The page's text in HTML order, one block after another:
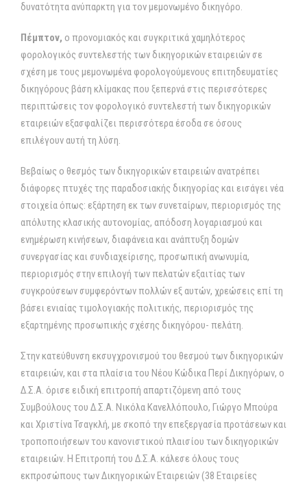
δυνατότητα ανύπαρκτη για τον μεμονωμένο δικηγόρο.
Πέμπτον, ο προνομιακός και συγκριτικά χαμηλότερος
φορολογικός συντελεστής των δικηγορικών εταιρειών σε
σχέση με τους μεμονωμένα φορολογούμενους επιτηδευματίες
δικηγόρους βάση κλίμακας που ξεπερνά στις περισσότερες
περιπτώσεις τον φορολογικό συντελεστή των δικηγορικών
εταιρειών εξασφαλίζει περισσότερα έσοδα σε όσους
επιλέγουν αυτή τη λύση.
Βεβαίως ο θεσμός των δικηγορικών εταιρειών ανατρέπει
διάφορες πτυχές της παραδοσιακής δικηγορίας και εισάγει νέα
στοιχεία όπως: εξάρτηση εκ των συνεταίρων, περιορισμός της
απόλυτης κλασικής αυτονομίας, απόδοση λογαριασμού και
ενημέρωση κινήσεων, διαφάνεια και ανάπτυξη δομών
συνεργασίας και συνδιαχείρισης, προσωπική ανωνυμία,
περιορισμός στην επιλογή των πελατών εξαιτίας των
συγκρούσεων συμφερόντων πολλών εξ αυτών, χρεώσεις επί τη
βάσει ενιαίας τιμολογιακής πολιτικής, περιορισμός της
εξαρτημένης προσωπικής σχέσης δικηγόρου- πελάτη.
Στην κατεύθυνση εκσυγχρονισμού του θεσμού των δικηγορικών
εταιρειών, και στα πλαίσια του Νέου Κώδικα Περί Δικηγόρων, ο
Δ.Σ.Α. όρισε ειδική επιτροπή απαρτιζόμενη από τους
Συμβούλους του Δ.Σ.Α. Νικόλα Κανελλόπουλο, Γιώργο Μπούρα
και Χριστίνα Τσαγκλή, με σκοπό την επεξεργασία προτάσεων και
τροποποιήσεων του κανονιστικού πλαισίου των δικηγορικών
εταιρειών. Η Επιτροπή του Δ.Σ.Α. κάλεσε όλους τους
εκπροσώπους των Δικηγορικών Εταιρειών (38 Εταιρείες